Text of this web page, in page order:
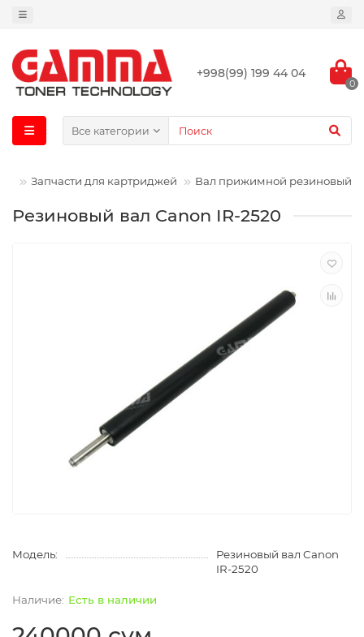
+998(99) 199 44 04
0
Все категории
Запчасти для картриджей Вал прижимной резиновый
Резиновый вал Canon IR-2520
Модель:
Резиновый вал Canon
IR-2520
Есть в наличии